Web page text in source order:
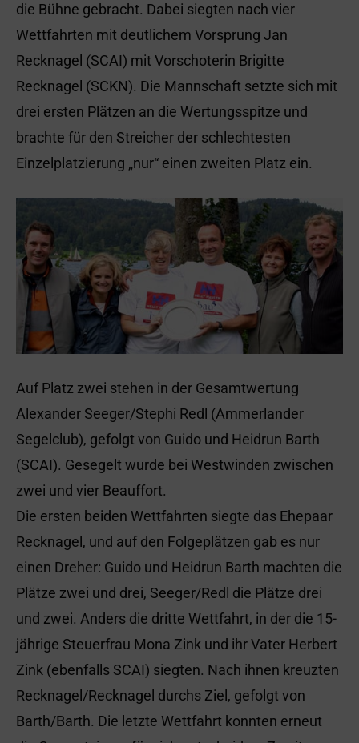
die Bühne gebracht. Dabei siegten nach vier
Wettfahrten mit deutlichem Vorsprung Jan
Recknagel (SCAI) mit Vorschoterin Brigitte
Recknagel (SCKN). Die Mannschaft setzte sich mit
drei ersten Plätzen an die Wertungsspitze und
brachte für den Streicher der schlechtesten
Einzelplatzierung „nur“ einen zweiten Platz ein.
Auf Platz zwei stehen in der Gesamtwertung
Alexander Seeger/Stephi Redl (Ammerlander
Segelclub), gefolgt von Guido und Heidrun Barth
(SCAI). Gesegelt wurde bei Westwinden zwischen
zwei und vier Beauffort.
Die ersten beiden Wettfahrten siegte das Ehepaar
Recknagel, und auf den Folgeplätzen gab es nur
einen Dreher: Guido und Heidrun Barth machten die
Plätze zwei und drei, Seeger/Redl die Plätze drei
und zwei. Anders die dritte Wettfahrt, in der die 15-
jährige Steuerfrau Mona Zink und ihr Vater Herbert
Zink (ebenfalls SCAI) siegten. Nach ihnen kreuzten
Recknagel/Recknagel durchs Ziel, gefolgt von
Barth/Barth. Die letzte Wettfahrt konnten erneut